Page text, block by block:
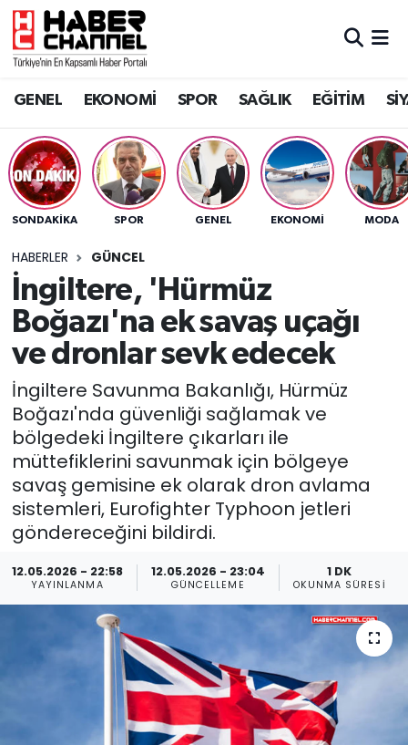
GENEL EKONOMİ SPOR SAĞLIK EĞİTİM
SONDAKIKA SPOR GENEL EKONOMİ MODA
HABERLER GÜNCEL
İngiltere, 'Hürmüz
Boğazı'na ek savaş uçağı
ve dronlar sevk edecek
İngiltere Savunma Bakanlığı, Hürmüz
Boğazı'nda güvenliği sağlamak ve
bölgedeki İngiltere çıkarları ile
müttefiklerini savunmak için bölgeye
savaş gemisine ek olarak dron avlama
sistemleri, Eurofighter Typhoon jetleri
göndereceğini bildirdi.
12.05.2026 - 22:58
YAYINLANMA
12.05.2026 - 23:04
GÜNCELLEME
1 DK
OKUNMA SÜRESI
GENEL
SPOR
SAĞLIK
EĞİTİM
SİYASET
MAGAZİN
Nöbetçi Eczaneler
Trafik Durumu
Süper Lig Puan Durumu ve Fikstür
Tüm Manşetler
Son Dakika Haberleri
Haber Arşivi